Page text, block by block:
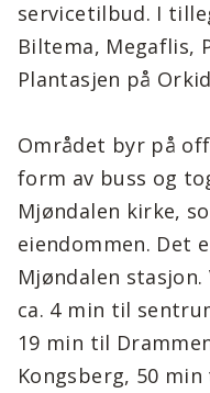
servicetilbud. I
Biltema, Megaflis,
Plantasjen på
Området byr på
form av buss og
Mjøndalen kirke,
eiendommen. Det
Mjøndalen
ca. 4 min til
19 min til
Kongsberg, 50